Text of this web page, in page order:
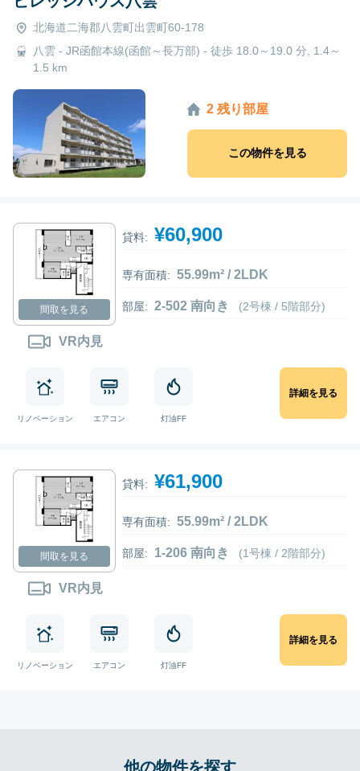
北海道二海郡八雲町出雲町60-178
八雲 - JR函館本線(函館～長万部) - 徒歩 18.0～19.0 分, 1.4～
1.5 km
2 残り部屋
この物件を見る
間取を見る
VR内見
貸料: ¥60,900
専有面積: 55.99m² / 2LDK
部屋: 2-502 南向き (2号棟 / 5階部分)
リノベーション エアコン 灯油FF
詳細を見る
間取を見る
VR内見
貸料: ¥61,900
専有面積: 55.99m² / 2LDK
部屋: 1-206 南向き (1号棟 / 2階部分)
リノベーション エアコン 灯油FF
詳細を見る
他の物件を探す